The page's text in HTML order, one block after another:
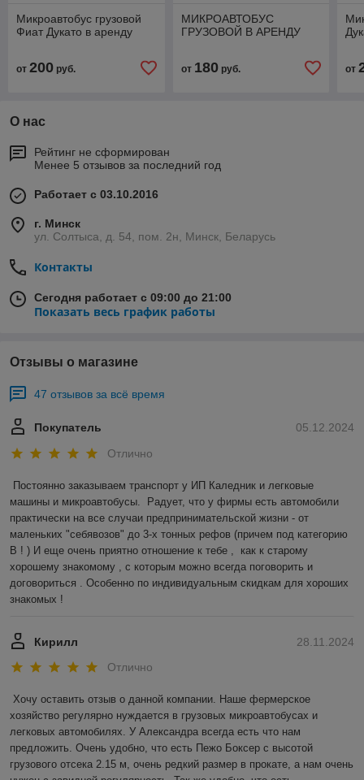
Микроавтобус грузовой
Фиат Дукато в аренду
от 200 руб.
МИКРОАВТОБУС
ГРУЗОВОЙ В АРЕНДУ
от 180руб. от
О нас
Рейтинг не сформирован
Менее 5 отзывов за последний год
Работает с 03.10.2016
г. Минск
ул. Солтыса, д. 54, пом. 2н, Минск, Беларусь
Контакты
Сегодня работает с 09:00 до 21:00
Показать весь график работы
Отзывы о магазине
47 отзывов за всё время
05.12.2024
Покупатель
Отлично
Постоянно заказываем транспорт у ИП Каледник и легковые
машины и микроавтобусы.  Радует, что у фирмы есть автомобили
практически на все случаи предпринимательской жизни - от
маленьких "себявозов" до 3-х тонных рефов (причем под категорию
В ! ) И еще очень приятно отношение к тебе ,  как к старому
хорошему знакомому , с которым можно всегда поговорить и
договориться . Особенно по индивидуальным скидкам для хороших
знакомых !
28.11.2024
Кирилл
Отлично
Хочу оставить отзыв о данной компании. Наше фермерское
хозяйство регулярно нуждается в грузовых микроавтобусах и
легковых автомобилях. У Александра всегда есть что нам
предложить. Очень удобно, что есть Пежо Боксер с высотой
грузового отсека 2.15 м, очень редкий размер в прокате, а нам очень